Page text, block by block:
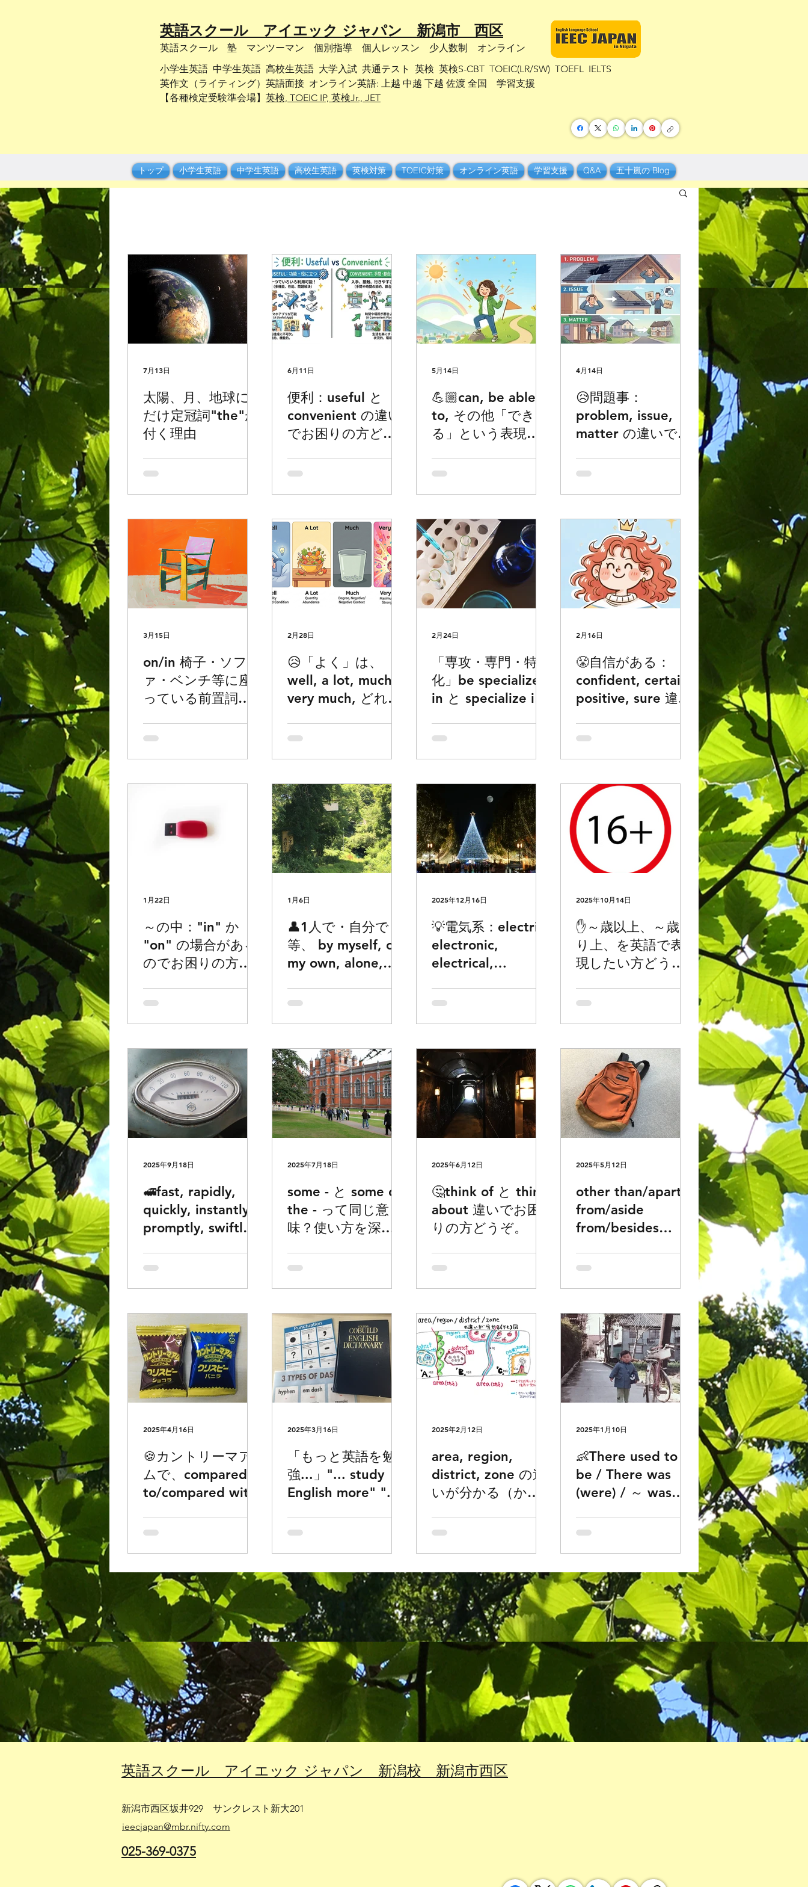
​英語スクール アイエック ジャパン 新潟市 西区
​英語スクール 塾 マンツーマン 個別指導 個人レッスン 少人数制 オンライン
小学生英語 中学生英語 高校生英語 大学入試 共通テスト 英検 英検S-CBT TOEIC(LR/SW) TOEFL IELTS
英作文（ライティング）英語面接 オンライン英語: 上越 中越 下越 佐渡 全国 学習支援
【各種検定受験準会場】 英検, TOEIC IP, 英検Jr., JET
トップ 小学生英語 中学生英語 高校生英語 英検対策 TOEIC対策 オンライン英語 学習支援 Q&A 五十嵐の Blog
太陽、月、地球に
だけ定冠詞"the"が
付く理由
7月13日
便利：useful と
convenient の違い
でお困りの方どう
6月11日
💪🏼can, be able
to, その他「でき
る」という表現ネ
の方どうぞ
5月14日
😥問題事：
problem, issue,
matter の違いでお
4月14日
on/in 椅子・ソフ
ァ・ベンチ等に座
っている前置詞で
ぞ。
3月15日
😥「よく」は、
well, a lot, much,
very much, どれな
うぞ
2月28日
「専攻・専門・特
化」be specialized
in と specialize in
方どうぞ
2月24日
😤自信がある：
confident, certain,
positive, sure 違い
ぞ
2月16日
～の中："in" か
"on" の場合がある
のでお困りの方ど
1月22日
👤1人で・自分で・
等、 by myself, on
my own, alone,
お困りの方どうぞ
1月6日
💡電気系：electric,
electronic,
electrical,
ト何とか、、、何
2025年12月16日
✋～歳以上、～歳よ
り上、を英語で表
現したい方どう
表現方法でお困り
2025年10月14日
🚅fast, rapidly,
quickly, instantly,
promptly, swiftly
しますが、違いで
2025年9月18日
some - と some of
the - って同じ意
味？使い方を深め
「一部: some
いて
2025年7月18日
🤔think of と think
about 違いでお困
りの方どうぞ。
2025年6月12日
other than/apart
from/aside
from/besides
「他」それぞれの
2025年5月12日
🍪カントリーマア
ムで、compared
to/compared with:
の違いを理解でき
告。
2025年4月16日
「もっと英語を勉
強...」"... study
English more" "...
English" の違い
2025年3月16日
area, region,
district, zone の違
いが分かる（か
た。地域 地方 地帯
2025年2月12日
👶There used to
be / There was
(were) / ～ was
あった・～がい
どうぞ
2025年1月10日
​英語スクール アイエック ジャパン 新潟校 新潟市西区
​​新潟市西区坂井929 サンクレスト新大201
ieecjapan@mbr.nifty.com
​025-369-0375